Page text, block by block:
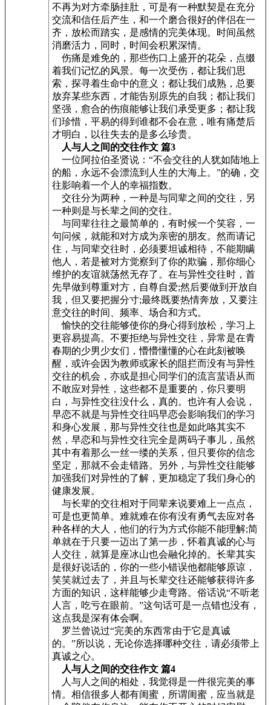
不再为对方牵肠挂肚，可是有一种默契是在充分
交流和信任后产生，和一个磨合很好的伴侣在一
齐，放松而踏实，是感情的完美体现。时间虽然
消磨活力，同时，时间会积累深情。
伤痛是难免的，那些伤口上盛开的花朵，点缀
着我们记忆的风景。每一次受伤，都让我们思
索，探寻着生命中的意义；都让我们成熟，总要
放弃某些东西，才能告别原先的自我；都让我们
坚强，愈合的伤痕能够让我们承受更多；都让我
们珍惜，平易的得到谁都不会在意，唯有痛楚后
才明白，以往失去的是多么珍贵。
人与人之间的交往作文 篇3
一位阿拉伯圣贤说：“不会交往的人犹如陆地上
的船，永远不会漂流到人生的大海上。”的确，交
往影响着一个人的幸福指数。
交往分为两种，一种是与同辈之间的交往，另
一种则是与长辈之间的交往。
与同辈往往之最简单的，有时候一个笑容，一
句问候，就能和对方成为亲密的朋友。然而请记
住，与同辈交往时，必须要坦诚相待，不能期瞒
他人，若是被对方觉察到了你的欺骗，那你细心
维护的友谊就荡然无存了。在与异性交往时，首
先早做到尊重对方，自尊自爱;然后要做到开放自
我，但又要把握分寸;最终既要热情奔放，又要注
意交往的时间、频率、场合和方式。
愉快的交往能够使你的身心得到放松，学习上
更容易提高。不要拒绝与异性交往，异常是在青
春期的少男少女们，懵懵懂懂的心在此刻被唤
醒，或许会因为教师或家长的阻拦而没有与异性
交往的机会，亦或是担心同学们的流言蜚语从而
不敢应对异性，这些都不是重要的，你只要明
白，与异性交往没什么，真的。也许有人会说，
早恋不就是与异性交往吗早恋会影响我们的学习
和身心发展，那与异性交往也是如此咯其实不
然，早恋和与异性交往完全是两码子事儿，虽然
其中有着那么一丝一缕的关系，但只要你的信念
坚定，那就不会走错路。另外，与异性交往能够
加强我们对异性的了解，更加稳定了我们身心的
健康发展。
与长辈的交往相对于同辈来说要难上一点点，
可是也更简单。难就难在你有没有勇气去应对各
种各样的大人，他们的行为方式你能不能理解;简
单就在于只要一迈出了第一步，怀着真诚的心与
人交往，就算是座冰山也会融化掉的。长辈其实
是很好说话的，你的一些小错误他都能够原谅，
笑笑就过去了，并且与长辈交往还能够获得许多
方面的知识，这样能够少走弯路。俗话说“不听老
人言，吃亏在眼前。”这句话可是一点错也没有，
这点我是深有体会啊。
罗兰曾说过“完美的东西常由于它是真诚
的。”所以说，无论你选择哪种交往，请必须带上
真诚之心。
人与人之间的交往作文 篇4
人与人之间的相处，我觉得是一件很完美的事
情。相信很多人都有闺蜜，所谓闺蜜，应当就是